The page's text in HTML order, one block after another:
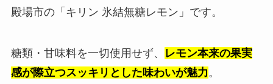
殿場市の「キリン 氷結無糖レモン」です。
糖類・甘味料を一切使用せず、
レモン本来の果実
感が際立つスッキリとした味わいが魅力 。